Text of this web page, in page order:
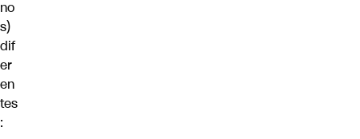
no
s)
dif
er
en
tes
: